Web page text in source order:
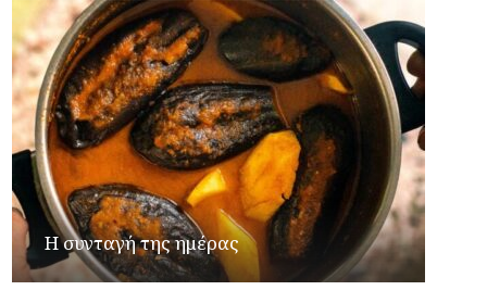
Η συνταγή της ημέρας